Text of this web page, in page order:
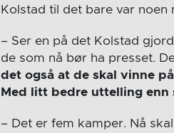
Kolstad til det bare var noen
– Ser en på det Kolstad
de som nå bør ha presset.
det også at de skal vinne
Med litt bedre uttelling enn
– Det er fem kamper. Nå